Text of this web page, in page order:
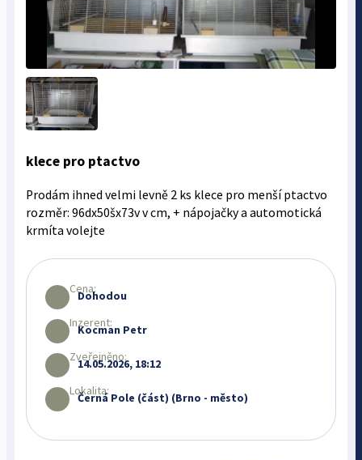
klece pro ptactvo
Prodám ihned velmi levně 2 ks klece pro menší ptactvo
rozměr: 96dx50šx73v v cm, + nápojačky a automotická
krmíta volejte
Cena:
Dohodou
Inzerent:
Kocman Petr
Zveřejněno:
14.05.2026, 18:12
Lokalita:
Černá Pole (část) (Brno - město)